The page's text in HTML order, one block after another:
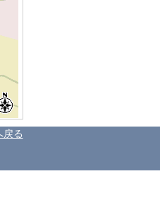
戻る